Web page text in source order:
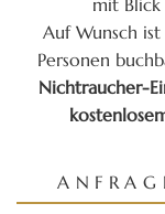
mit
Auf Wunsch
Personen
Nichtraucher-